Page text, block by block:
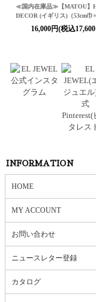
≪国内在庫品≫【MATOU】
DECOR (イギリス)（53cm巾
16,000円(税込
INFORMATION
HOME
MY ACCOUNT
お問い合わせ
ニュースレター登録
カタログ